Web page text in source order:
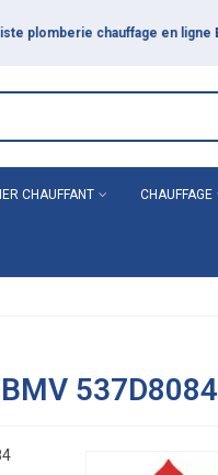
CHAUFFANT CHAUFFAGE
537D8084